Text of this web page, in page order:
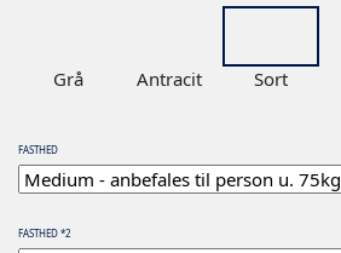
Grå Antracit Sort
FASTHED
FASTHED *2